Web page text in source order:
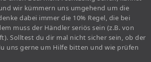
wir kümmern uns umgehend um die
dabei immer die 10% Regel, die bei
muss der Händler seriös sein (z.B. von
Solltest du dir mal nicht sicher sein, ob der
uns gerne um Hilfe bitten und wie prüfen